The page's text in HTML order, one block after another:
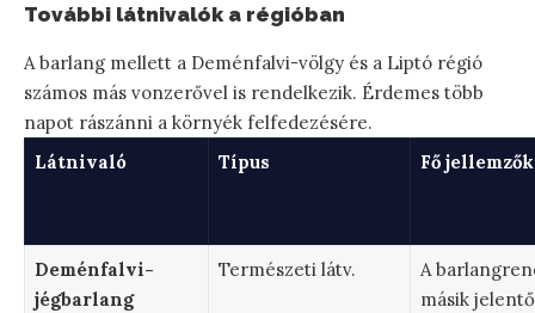
További látnivalók a régióban
A barlang mellett a Deménfalvi-völgy és a Liptó régió
számos más vonzerővel is rendelkezik. Érdemes több
napot rászánni a környék felfedezésére.
Látnivaló
Típus Fő jellemzők
Deménfalvi-
jégbarlang
Természeti látv.
A
másik